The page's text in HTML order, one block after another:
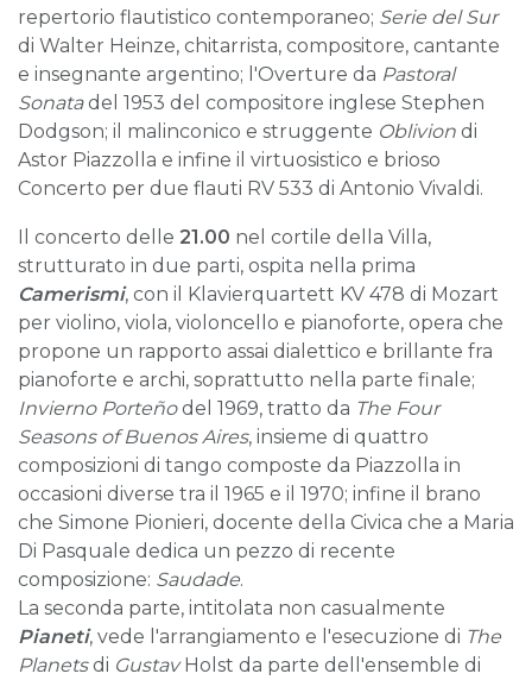
repertorio flautistico contemporaneo; Serie del Sur
di Walter Heinze, chitarrista, compositore, cantante
e insegnante argentino; l'Overture da Pastoral
Sonatadel 1953 del compositore inglese Stephen
Dodgson; il malinconico e struggente Oblivion di
Astor Piazzolla e infine il virtuosistico e brioso
Concerto per due flauti RV 533 di Antonio Vivaldi.
Il concerto delle 21.00 nel cortile della Villa,
strutturato in due parti, ospita nella prima
Camerismi, con il Klavierquartett KV 478 di Mozart
per violino, viola, violoncello e pianoforte, opera che
propone un rapporto assai dialettico e brillante fra
pianoforte e archi, soprattutto nella parte finale;
Invierno Porteñodel 1969, tratto da The Four
Seasons of Buenos Aires, insieme di quattro
composizioni di tango composte da Piazzolla in
occasioni diverse tra il 1965 e il 1970; infine il brano
che Simone Pionieri, docente della Civica che a Maria
Di Pasquale dedica un pezzo di recente
composizione: Saudade.
La seconda parte, intitolata non casualmente
Pianeti, vede l'arrangiamento e l'esecuzione di The
Planetsdi Gustav Holst da parte dell'ensemble di